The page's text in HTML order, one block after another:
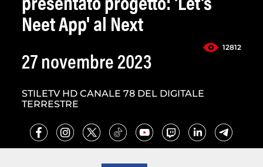
presentato progetto: 'Let's
Neet App' al Next
12812
27 novembre 2023
STILETV HD CANALE 78 DEL DIGITALE
TERRESTRE